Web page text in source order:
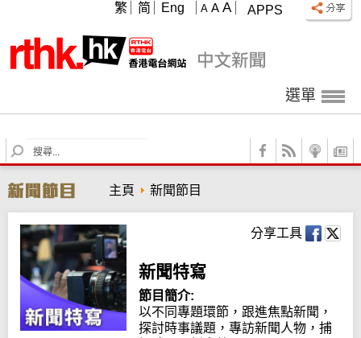
APPS
A A A
繁 简 Eng
選單
S
e
r
c
h
主頁 新聞節目
分享工具
新聞特寫
節目簡介:
以不同專題環節，跟進焦點新聞，
探討時事議題，專訪新聞人物，捕